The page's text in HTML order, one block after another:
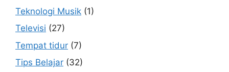
Teknologi Musik (1)
Televisi (27)
Tempat tidur (7)
Tips Belajar (32)